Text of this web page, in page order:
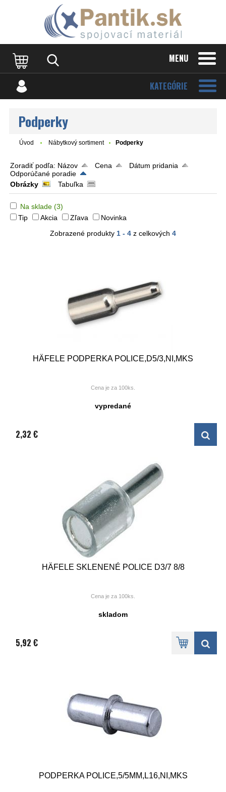
MENU
KATEGÓRIE
Podperky
Úvod Nábytkový sortiment Podperky
Zoradiť podľa: Názov Cena
Dátum pridania
Odporúčané poradie
Obrázky
Tabuľka
Na sklade (3)
Tip
Akcia Zľava
Novinka
Zobrazené produkty 1 - 4 z celkových 4
HÄFELE PODPERKA POLICE,D5/3,NI,MKS
Cena je za 100ks.
Priemer vrtanej diery: 3 mm
vypredané
2,32 €
HÄFELE SKLENENÉ POLICE D3/7 8/8
Cena je za 100ks.
skladom
5,92 €
PODPERKA POLICE,5/5MM,L16,NI,MKS